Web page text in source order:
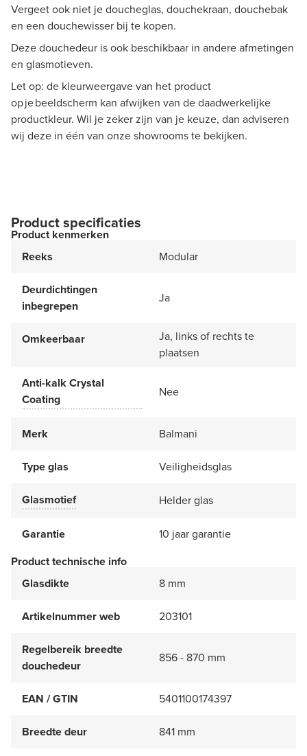
Vergeet ook niet je doucheglas, douchekraan, douchebak
en een douchewisser bij te kopen.
Deze douchedeur is ook beschikbaar in andere afmetingen
en glasmotieven.
Let op: de kleurweergave van het product
op je beeldscherm kan afwijken van de daadwerkelijke
productkleur. Wil je zeker zijn van je keuze, dan adviseren
wij deze in één van onze showrooms te bekijken.
Product specificaties
Product kenmerken
Reeks
Modular
Deurdichtingen
inbegrepen
Ja
Omkeerbaar
Ja, links of rechts te
plaatsen
Anti-kalk Crystal
Coating
Nee
Merk Balmani
Type glas Veiligheidsglas
Glasmotief Helder glas
Garantie
10 jaar garantie
Product technische info
Glasdikte
8 mm
Artikelnummer web 203101
Regelbereik breedte
douchedeur
856 - 870 mm
EAN / GTIN 5401100174397
Breedte deur 841 mm